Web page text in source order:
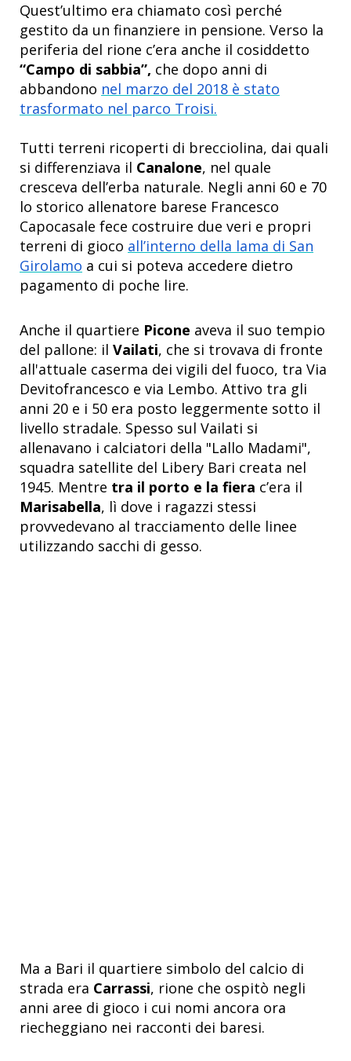
Quest’ultimo era chiamato così perché
gestito da un finanziere in pensione. Verso la
periferia del rione c’era anche il cosiddetto
“Campo di sabbia”, che dopo anni di
abbandono nel marzo del 2018 è stato
trasformato nel parco Troisi.
Tutti terreni ricoperti di brecciolina, dai quali
si differenziava il Canalone, nel quale
cresceva dell’erba naturale. Negli anni 60 e 70
lo storico allenatore barese Francesco
Capocasale fece costruire due veri e propri
terreni di gioco all’interno della lama di San
Girolamo a cui si poteva accedere dietro
pagamento di poche lire.
Anche il quartiere Picone aveva il suo tempio
del pallone: il Vailati, che si trovava di fronte
all'attuale caserma dei vigili del fuoco, tra Via
Devitofrancesco e via Lembo. Attivo tra gli
anni 20 e i 50 era posto leggermente sotto il
livello stradale. Spesso sul Vailati si
allenavano i calciatori della "Lallo Madami",
squadra satellite del Libery Bari creata nel
1945. Mentre tra il porto e la fiera c’era il
Marisabella, lì dove i ragazzi stessi
provvedevano al tracciamento delle linee
utilizzando sacchi di gesso.
Ma a Bari il quartiere simbolo del calcio di
strada era Carrassi, rione che ospitò negli
anni aree di gioco i cui nomi ancora ora
riecheggiano nei racconti dei baresi.